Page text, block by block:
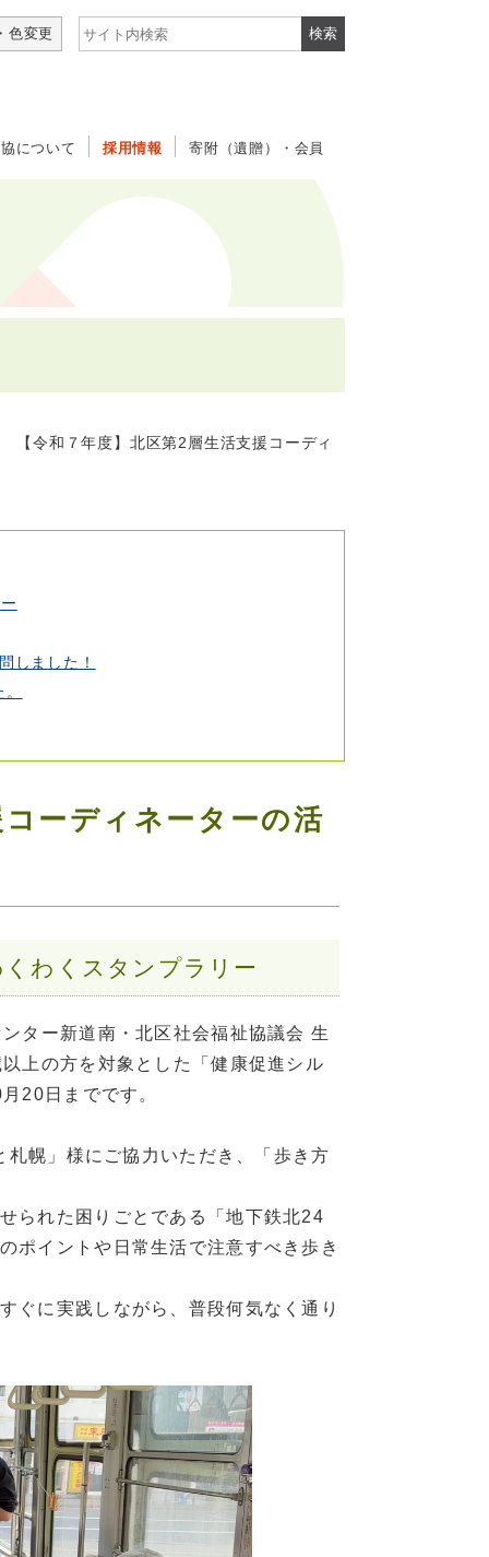
色変更 サイト内検索
について 採用情報 寄附（遺贈）・会員
和７年度】北区第2層生活支援コーディ
しました！
ーディネーターの活
わくスタンプラリー
ー新道南・北区社会福祉協議会 生
上の方を対象とした「健康促進シル
20日までです。
幌」様にご協力いただき、「歩き方
られた困りごとである「地下鉄北24
ポイントや日常生活で注意すべき歩き
に実践しながら、普段何気なく通り